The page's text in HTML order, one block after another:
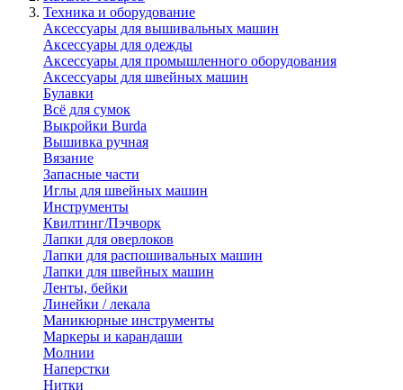
Техника и оборудование
Аксессуары для вышивальных машин
Аксессуары для одежды
Аксессуары для промышленного оборудования
Аксессуары для швейных машин
Булавки
Всё для сумок
Выкройки Burda
Вышивка ручная
Вязание
Запасные части
Иглы для швейных машин
Инструменты
Квилтинг/Пэчворк
Лапки для оверлоков
Лапки для распошивальных машин
Лапки для швейных машин
Ленты, бейки
Линейки / лекала
Маникюрные инструменты
Маркеры и карандаши
Молнии
Наперстки
Нитки